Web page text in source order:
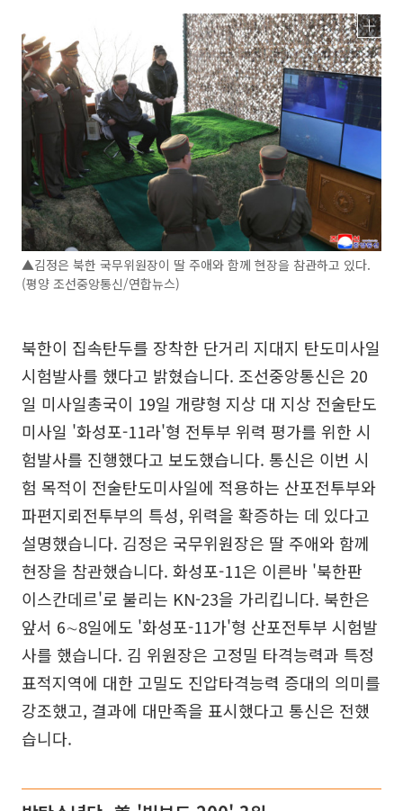
▲김정은 북한 국무위원장이 딸 주애와 함께 현장을 참관하고 있다.
(평양 조선중앙통신/연합뉴스)
북한이 집속탄두를 장착한 단거리 지대지 탄도미사일
시험발사를 했다고 밝혔습니다. 조선중앙통신은 20
일 미사일총국이 19일 개량형 지상 대 지상 전술탄도
미사일 '화성포-11라'형 전투부 위력 평가를 위한 시
험발사를 진행했다고 보도했습니다. 통신은 이번 시
험 목적이 전술탄도미사일에 적용하는 산포전투부와
파편지뢰전투부의 특성, 위력을 확증하는 데 있다고
설명했습니다. 김정은 국무위원장은 딸 주애와 함께
현장을 참관했습니다. 화성포-11은 이른바 '북한판
이스칸데르'로 불리는 KN-23을 가리킵니다. 북한은
앞서 6∼8일에도 '화성포-11가'형 산포전투부 시험발
사를 했습니다. 김 위원장은 고정밀 타격능력과 특정
표적지역에 대한 고밀도 진압타격능력 증대의 의미를
강조했고, 결과에 대만족을 표시했다고 통신은 전했
습니다.